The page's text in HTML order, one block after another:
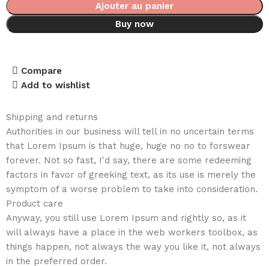
Ajouter au panier
Buy now
Compare
Add to wishlist
Shipping and returns
Authorities in our business will tell in no uncertain terms
that Lorem Ipsum is that huge, huge no no to forswear
forever. Not so fast, I'd say, there are some redeeming
factors in favor of greeking text, as its use is merely the
symptom of a worse problem to take into consideration.
Product care
Anyway, you still use Lorem Ipsum and rightly so, as it
will always have a place in the web workers toolbox, as
things happen, not always the way you like it, not always
in the preferred order.